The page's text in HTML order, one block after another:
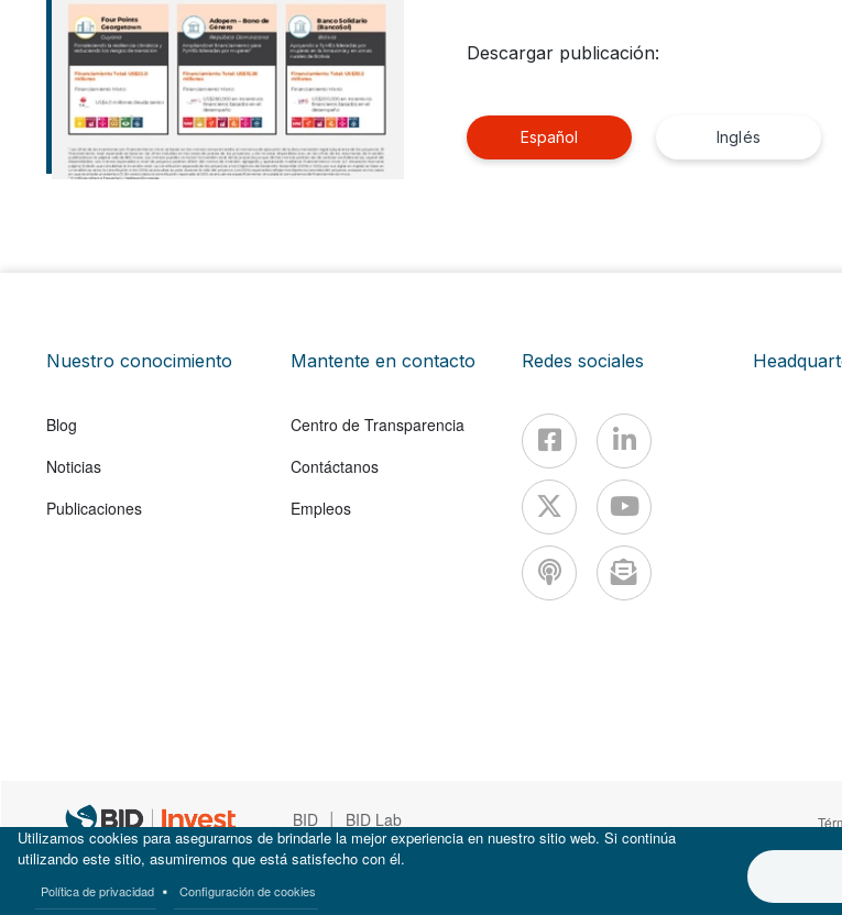
Descargar publicación:
Inglés
Español
Nuestro conocimiento
Blog
Noticias
Publicaciones
Mantente en contacto
Centro de Transparencia
Contáctanos
Empleos
Redes sociales
BID | BID Lab
Utilizamos cookies para asegurarnos de brindarle la mejor experiencia en nuestro sitio web. Si continúa
utilizando este sitio, asumiremos que está satisfecho con él.
Política de privacidad Configuración de cookies